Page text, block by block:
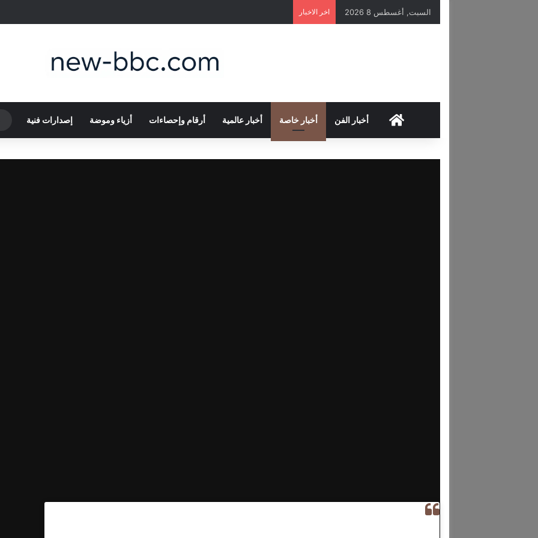
السبت, أغسطس 8 2026 اخر الاخبار
HOMEأخبار الفن أخبار خاصة أخبار عالمية أرقام وإحصاءات أزياء وموضة إصدارات فنية